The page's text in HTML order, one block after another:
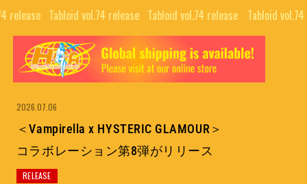
release⠀ Tabloid vol.74 release⠀ Tabloid vol.74 release⠀ Tabloid
TOP
ALL
COLLABORATIONS
EDITORIALS
INTERVIEW
GUIDE
PUBLISHING
News
2026.07.06
＜Vampirella x HYSTERIC GLAMOUR＞
コラボレーション第8弾がリリース
RELEASE